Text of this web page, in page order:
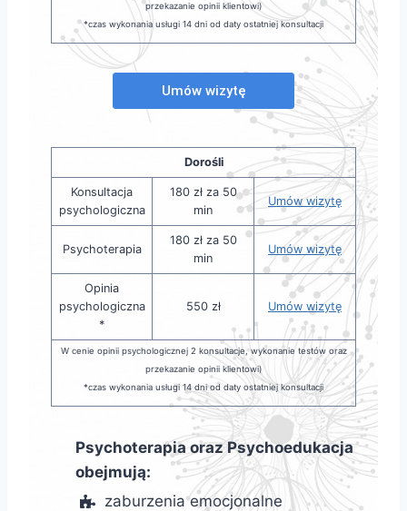
przekazanie opinii klientowi)
*czas wykonania usługi 14 dni od daty ostatniej konsultacji
Dorośli
Konsultacja
psychologiczna
180 zł za 50
min
Umów wizytę
Psychoterapia
180 zł za 50
min
Umów wizytę
Opinia
psychologiczna
*
550 zł Umów wizytę
W cenie opinii psychologicznej 2 konsultacje, wykonanie testów oraz
przekazanie opinii klientowi)
*czas wykonania usługi 14 dni od daty ostatniej konsultacji
Psychoterapia oraz Psychoedukacja
obejmują:
zaburzenia emocjonalne